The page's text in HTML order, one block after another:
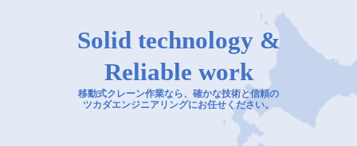
Solid technology &
Reliable work
移動式クレーン作業なら、確かな技術と信頼の
ツカダエンジニアリングにお任せください。